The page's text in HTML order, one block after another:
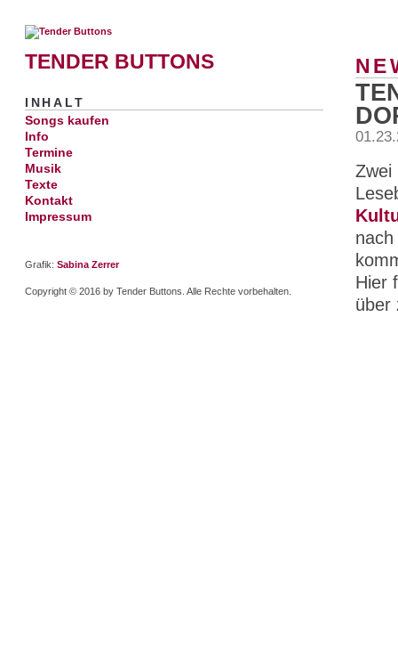
Zwei
Hier
über
TENDER BUTTONS
INHALT
Songs kaufen
Info
Termine
Musik
Texte
Kontakt
Impressum
Grafik: Sabina Zerrer
Copyright © 2016 by Tender Buttons. Alle Rechte vorbehalten.